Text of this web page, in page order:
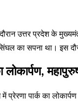
उत्तर प्रदेश के
का सपना था। इस
लोकार्पण,
प्रेरणा पार्क का